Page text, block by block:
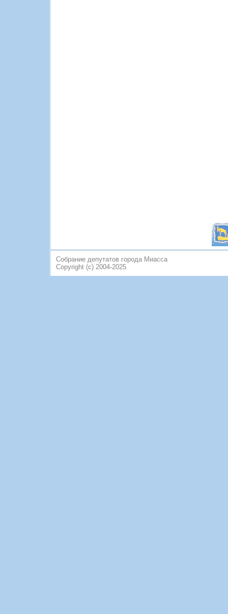
Собрание депутатов города Миасса
Copyright (c) 2004-2025